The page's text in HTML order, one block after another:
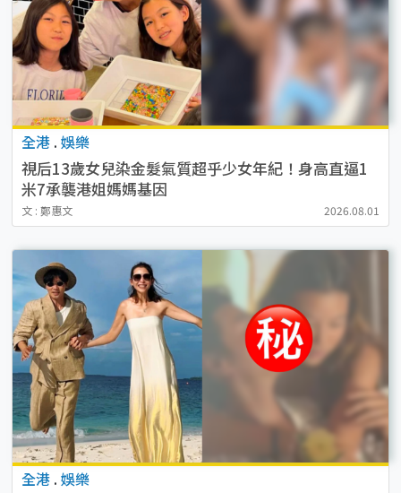
全港 . 娛樂
視后13歲女兒染金髮氣質超乎少女年紀！身高直逼1
米7承襲港姐媽媽基因
文 : 鄭惠文 2026.08.01
全港 . 娛樂